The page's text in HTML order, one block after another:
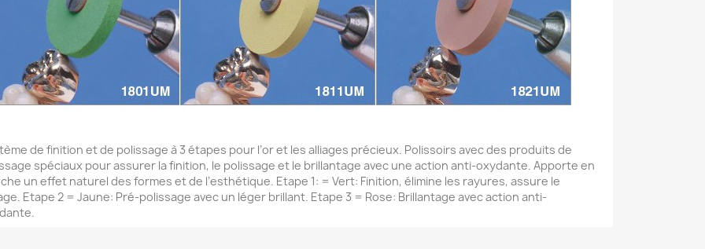
de finition et de polissage à 3 étapes pour l’or et les alliages précieux. Polissoirs avec des produits de
spéciaux pour assurer la finition, le polissage et le brillantage avec une action anti-oxydante. Apporte en
un effet naturel des formes et de l’esthétique. Etape 1: = Vert: Finition, élimine les rayures, assure le
Etape 2 = Jaune: Pré-polissage avec un léger brillant. Etape 3 = Rose: Brillantage avec action anti-